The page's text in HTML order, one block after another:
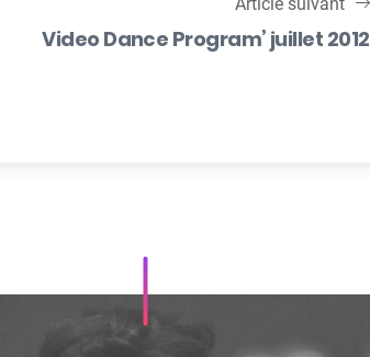
Video Dance Program’ juillet 2012